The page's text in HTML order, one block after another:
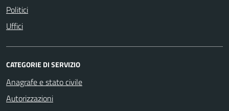
Politici
Uffici
CATEGORIE DI SERVIZIO
Anagrafe e stato civile
Autorizzazioni